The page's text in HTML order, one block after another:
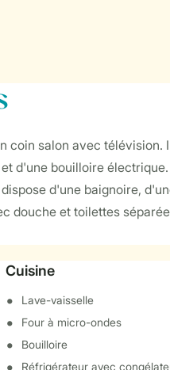
salon avec télévision.
d'une bouilloire
d'une baignoire,
douche et toilettes
Cuisine
Lave-vaisselle
Four à micro-ondes
Bouilloire
Réfrigérateur avec